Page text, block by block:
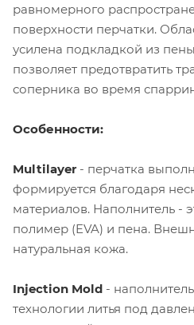
равномерного
поверхности перчатки.
усилена подкладкой из
позволяет предотвратить
соперника во время
Особенности:
Multilayer - перчатка
формируется благодаря
материалов. Наполнитель -
полимер (EVA) и пена.
натуральная кожа.
Injection Mold -
технологии литья под